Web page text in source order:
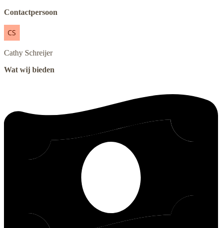
Contactpersoon
Cathy Schreijer
Wat wij bieden